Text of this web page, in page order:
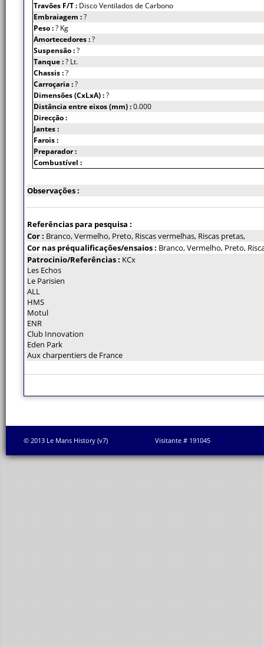
Travões F/T : Disco Ventilados de Carbono
Embraiagem :?
Peso :? Kg
Amortecedores :?
Suspensão :?
Tanque :? Lt.
Chassis :?
Carroçaria :?
Dimensões (CxLxA) :?
Distância entre eixos (mm) :0.000
Direcção :
Jantes :
Farois :
Preparador :
Combustível :
Observações :
Referências para pesquisa :
Cor : Branco, Vermelho, Preto, Riscas vermelhas, Riscas pretas,
Cor nas préqualificações/ensaios : Branco, Vermelho, Preto,
Patrocinio/Referências : KCx
Les Echos
Le Parisien
ALL
HMS
Motul
ENR
Club Innovation
Eden Park
Aux charpentiers de France
© 2013 Le Mans History (v7) Visitante # 191045